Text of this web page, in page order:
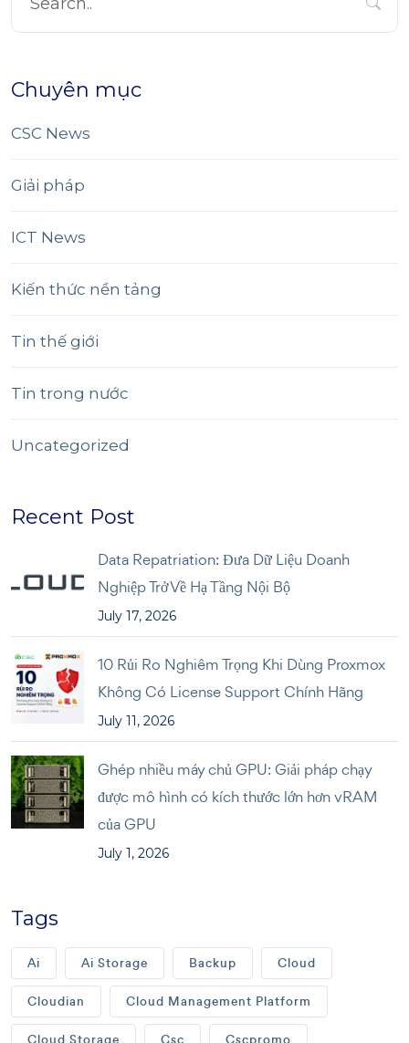
Chuyên mục
CSC News
Giải pháp
ICT News
Kiến thức nền tảng
Tin thế giới
Tin trong nước
Uncategorized
Recent Post
Data Repatriation: Đưa Dữ Liệu Doanh
Nghiệp Trở Về Hạ Tầng Nội Bộ
July 17, 2026
10 Rủi Ro Nghiêm Trọng Khi Dùng Proxmox
Không Có License Support Chính Hãng
July 11, 2026
Ghép nhiều máy chủ GPU: Giải pháp chạy
được mô hình có kích thước lớn hơn vRAM
của GPU
July 1, 2026
Tags
Ai Ai Storage Backup Cloud
Cloudian Cloud Management Platform